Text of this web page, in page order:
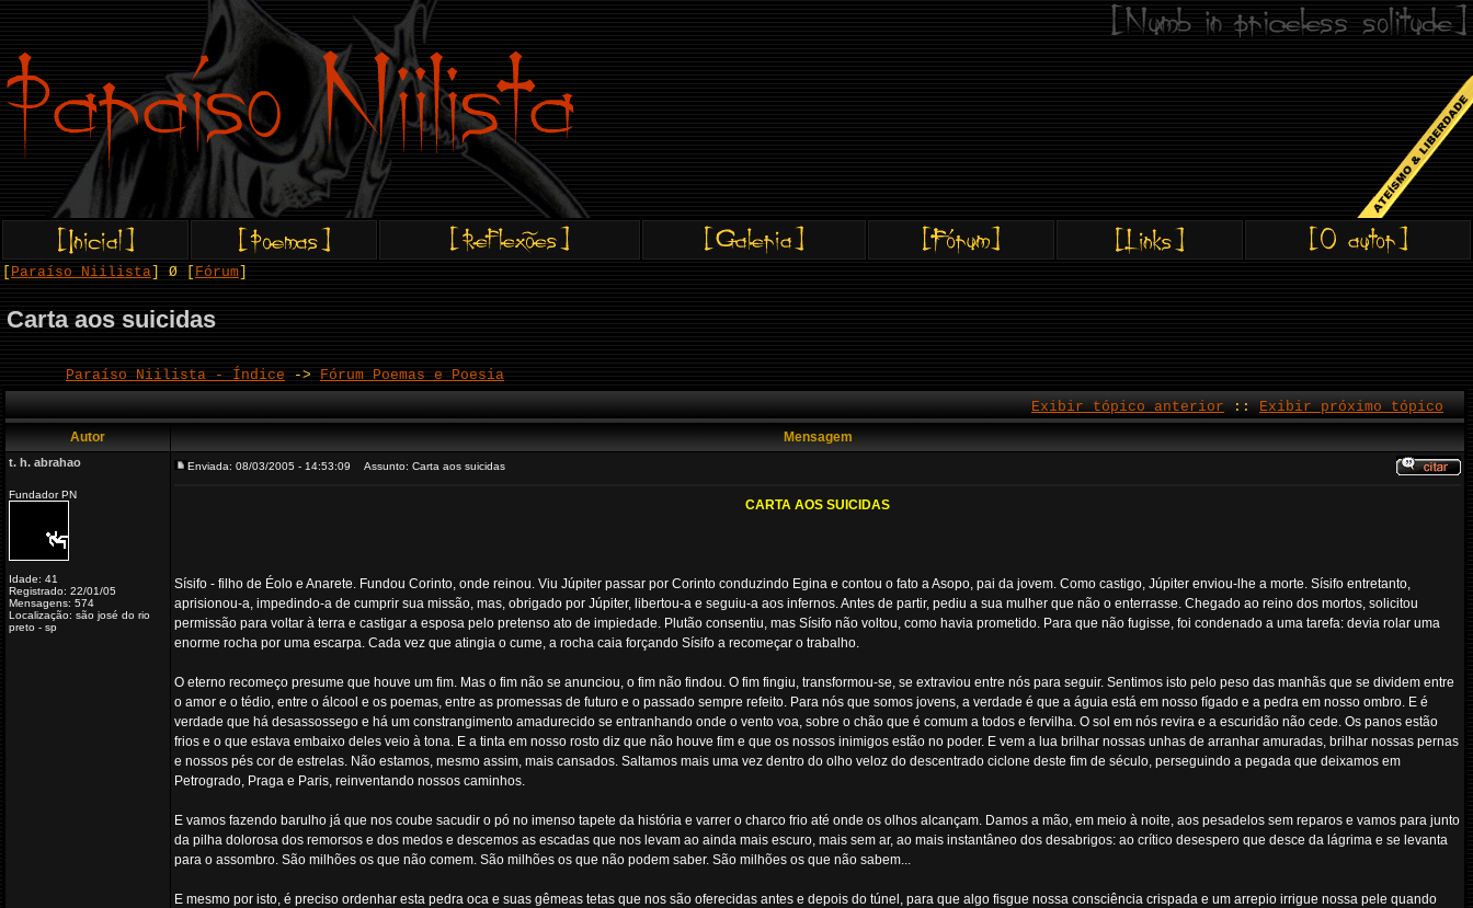
Paraíso Niilista ] Ø [ Fórum
Carta aos suicidas
Paraíso Niilista - Índice -> Fórum Poemas e Poesia
Exibir tópico anterior :: Exibir próximo tópico
Autor Mensagem
t. h. abrahao
Fundador PN
Idade: 41
Registrado: 22/01/05
Mensagens: 574
Localização: são josé do rio
preto - sp
Enviada: 08/03/2005 - 14:53:09 Assunto: Carta aos suicidas
CARTA AOS SUICIDAS
Sísifo - filho de Éolo e Anarete. Fundou Corinto, onde reinou. Viu Júpiter passar por Corinto conduzindo Egina e contou o fato a Asopo, pai da jovem. Como castigo, Júpiter enviou-lhe a morte. Sísifo entretanto,
aprisionou-a, impedindo-a de cumprir sua missão, mas, obrigado por Júpiter, libertou-a e seguiu-a aos infernos. Antes de partir, pediu a sua mulher que não o enterrasse. Chegado ao reino dos mortos, solicitou
permissão para voltar à terra e castigar a esposa pelo pretenso ato de impiedade. Plutão consentiu, mas Sísifo não voltou, como havia prometido. Para que não fugisse, foi condenado a uma tarefa: devia rolar uma
enorme rocha por uma escarpa. Cada vez que atingia o cume, a rocha caia forçando Sísifo a recomeçar o trabalho.
O eterno recomeço presume que houve um fim. Mas o fim não se anunciou, o fim não findou. O fim fingiu, transformou-se, se extraviou entre nós para seguir. Sentimos isto pelo peso das manhãs que se dividem entre
o amor e o tédio, entre o álcool e os poemas, entre as promessas de futuro e o passado sempre refeito. Para nós que somos jovens, a verdade é que a águia está em nosso fígado e a pedra em nosso ombro. E é
verdade que há desassossego e há um constrangimento amadurecido se entranhando onde o vento voa, sobre o chão que é comum a todos e fervilha. O sol em nós revira e a escuridão não cede. Os panos estão
frios e o que estava embaixo deles veio à tona. E a tinta em nosso rosto diz que não houve fim e que os nossos inimigos estão no poder. E vem a lua brilhar nossas unhas de arranhar amuradas, brilhar nossas pernas
e nossos pés cor de estrelas. Não estamos, mesmo assim, mais cansados. Saltamos mais uma vez dentro do olho veloz do descentrado ciclone deste fim de século, perseguindo a pegada que deixamos em
Petrogrado, Praga e Paris, reinventando nossos caminhos.
E vamos fazendo barulho já que nos coube sacudir o pó no imenso tapete da história e varrer o charco frio até onde os olhos alcançam. Damos a mão, em meio à noite, aos pesadelos sem reparos e vamos para junto
da pilha dolorosa dos remorsos e dos medos e descemos as escadas que nos levam ao ainda mais escuro, mais sem ar, ao mais instantâneo dos desabrigos: ao crítico desespero que desce da lágrima e se levanta
para o assombro. São milhões os que não comem. São milhões os que não podem saber. São milhões os que não sabem...
E mesmo por isto, é preciso ordenhar esta pedra oca e suas gêmeas tetas que nos são oferecidas antes e depois do túnel, para que algo fisgue nossa consciência crispada e um arrepio irrigue nossa pele quando